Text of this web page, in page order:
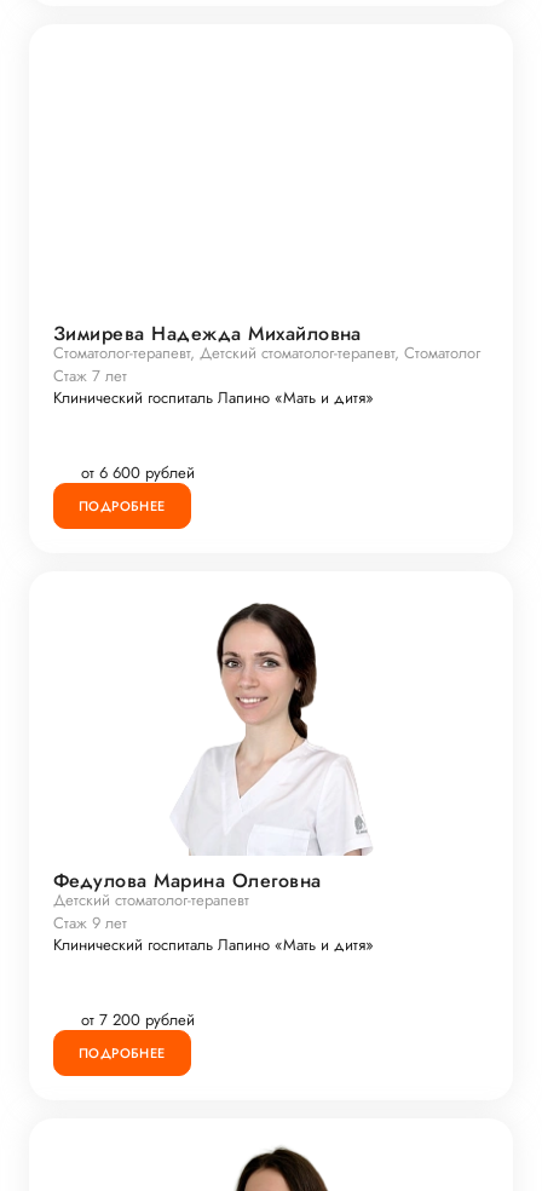
Зимирева Надежда Михайловна
Стоматолог-терапевт, Детский стоматолог-терапевт, Стоматолог
Стаж 7 лет
Клинический госпиталь Лапино «Мать и дитя»
от 6 600 рублей
ПОДРОБНЕЕ
Федулова Марина Олеговна
Детский стоматолог-терапевт
Стаж 9 лет
Клинический госпиталь Лапино «Мать и дитя»
от 7 200 рублей
ПОДРОБНЕЕ